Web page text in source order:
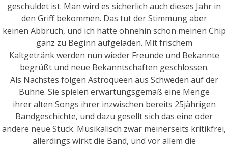
geschuldet ist. Man wird es sicherlich auch dieses Jahr in
den Griff bekommen. Das tut der Stimmung aber
keinen Abbruch, und ich hatte ohnehin schon meinen Chip
ganz zu Beginn aufgeladen. Mit frischem
Kaltgetränk werden nun wieder Freunde und Bekannte
begrüßt und neue Bekanntschaften geschlossen.
Als Nächstes folgen Astroqueen aus Schweden auf der
Bühne. Sie spielen erwartungsgemäß eine Menge
ihrer alten Songs ihrer inzwischen bereits 25jährigen
Bandgeschichte, und dazu gesellt sich das eine oder
andere neue Stück. Musikalisch zwar meinerseits kritikfrei,
allerdings wirkt die Band, und vor allem die